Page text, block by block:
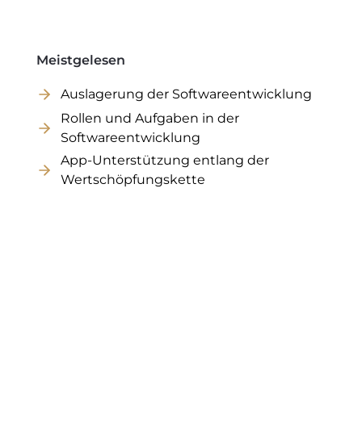
Meistgelesen
Auslagerung der Softwareentwicklung
Rollen und Aufgaben in der
Softwareentwicklung
App-Unterstützung entlang der
Wertschöpfungskette